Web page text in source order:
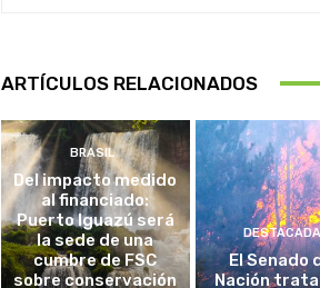
ARTÍCULOS RELACIONADOS
BRASIL
Del impacto medido
al financiado:
Puerto Iguazú será
la sede de una
cumbre de FSC
sobre conservación
El Senado
Nación